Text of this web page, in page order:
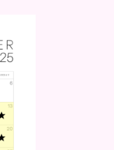
-ブログ-